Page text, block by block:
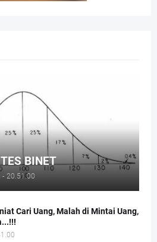
BINET
- 20.51.00
Cari Uang, Malah di Mintai Uang,